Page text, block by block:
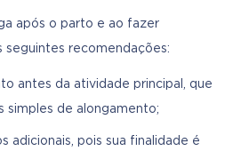
após o parto e ao fazer
seguintes recomendações:
antes da atividade principal, que
simples de alongamento;
adicionais, pois sua finalidade é